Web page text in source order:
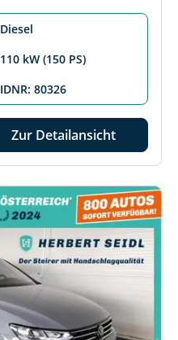
Diesel
110 kW (150 PS)
IDNR: 80326
Zur Detailansicht